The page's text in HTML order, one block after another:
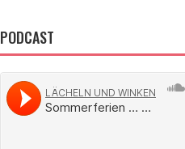
PODCAST